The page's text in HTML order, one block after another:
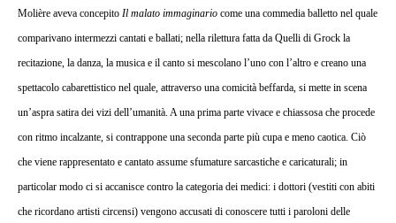
Molière aveva concepito Il malato immaginario come una commedia balletto nel quale
comparivano intermezzi cantati e ballati; nella rilettura fatta da Quelli di Grock la
recitazione, la danza, la musica e il canto si mescolano l’uno con l’altro e creano una
spettacolo cabarettistico nel quale, attraverso una comicità beffarda, si mette in scena
un’aspra satira dei vizi dell’umanità. A una prima parte vivace e chiassosa che procede
con ritmo incalzante, si contrappone una seconda parte più cupa e meno caotica. Ciò
che viene rappresentato e cantato assume sfumature sarcastiche e caricaturali; in
particolar modo ci si accanisce contro la categoria dei medici: i dottori (vestiti con abiti
che ricordano artisti circensi) vengono accusati di conoscere tutti i paroloni delle